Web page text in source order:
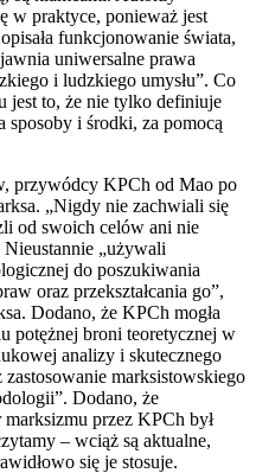
w praktyce, ponieważ jest
funkcjonowanie świata,
uniwersalne prawa
i ludzkiego umysłu”. Co
jest to, że nie tylko definiuje
sposoby i środki, za pomocą
przywódcy KPCh od Mao po
„Nigdy nie zachwiali się
od swoich celów ani nie
„używali
do poszukiwania
oraz przekształcania go”,
Dodano, że KPCh mogła
potężnej broni teoretycznej w
analizy i skutecznego
marksistowskiego
Dodano, że
przez KPCh był
– wciąż są aktualne,
się je stosuje.